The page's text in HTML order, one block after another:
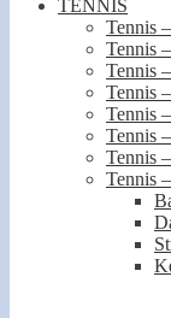
TENNIS
Tennis
Tennis
Tennis
Tennis
Tennis
Tennis
Tennis
Tennis